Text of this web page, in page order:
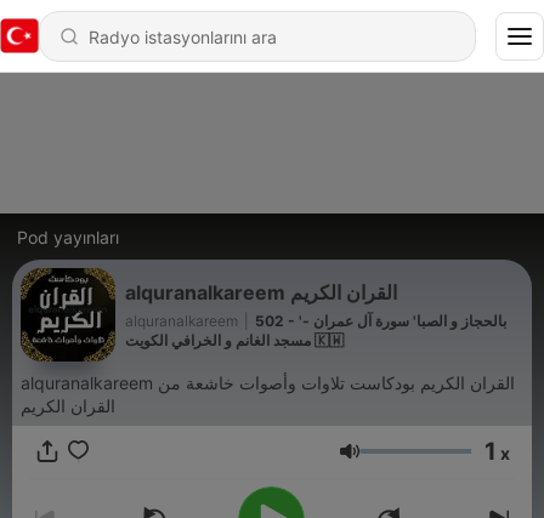
Pod yayınları
alquranalkareem القران الكريم
alquranalkareem
502 - 'بالحجاز و الصبا' سورة آل عمران -
مسجد الغانم و الخرافي الكويت 🇰🇼
alquranalkareem القران الكريم بودكاست تلاوات وأصوات خاشعة من
القران الكريم
Ses 1 x